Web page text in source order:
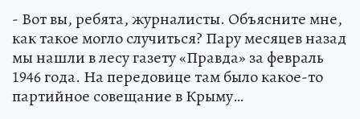
- Вот вы, ребята, журналисты. Объясните мне,
как такое могло случиться? Пару месяцев назад
мы нашли в лесу газету «Правда» за февраль
1946 года. На передовице там было какое-то
партийное совещание в Крыму…